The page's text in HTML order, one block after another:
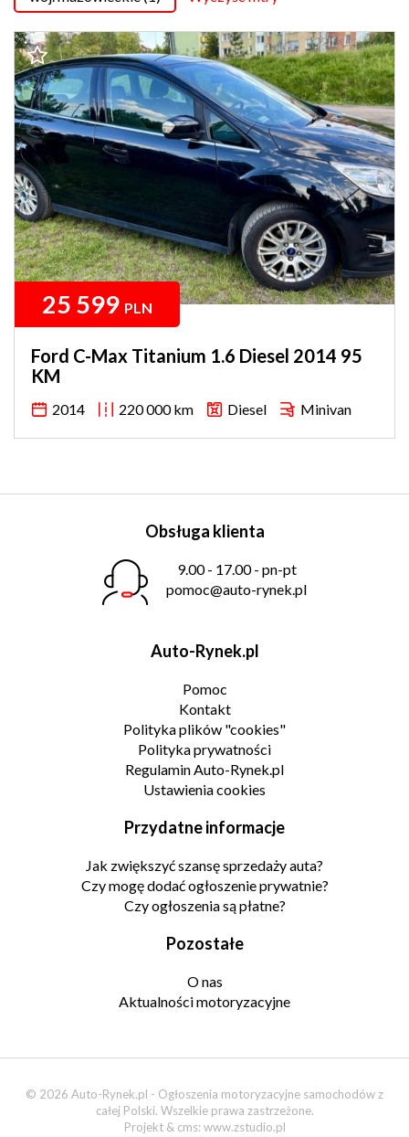
25 599 PLN
Ford C-Max Titanium 1.6 Diesel 2014 95
KM
2014 220 000 km Diesel Minivan
Obsługa klienta
9.00 - 17.00 - pn-pt
pomoc@auto-rynek.pl
Auto-Rynek.pl
Pomoc
Kontakt
Polityka plików "cookies"
Polityka prywatności
Regulamin Auto-Rynek.pl
Ustawienia cookies
Przydatne informacje
Jak zwiększyć szansę sprzedaży auta?
Czy mogę dodać ogłoszenie prywatnie?
Czy ogłoszenia są płatne?
Pozostałe
O nas
Aktualności motoryzacyjne
© 2026 Auto-Rynek.pl - Ogłoszenia motoryzacyjne samochodów z
całej Polski. Wszelkie prawa zastrzeżone.
Projekt & cms: www.zstudio.pl